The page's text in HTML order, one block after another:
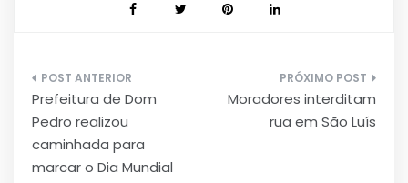
Navegação
de
Post
Prefeitura de Dom
Pedro realizou
caminhada para
marcar o Dia Mundial
Moradores interditam
rua em São Luís